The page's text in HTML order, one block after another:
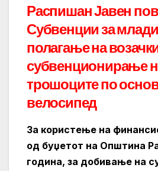
Распишан Јавен
Субвенции за
полагање на
субвенционирање
трошоците по
велосипед
За користење на
од буџетот на Општина
година, за добивање на